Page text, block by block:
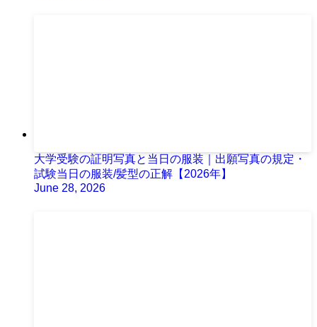
大学受験の証明写真と当日の服装｜出願写真の規定・
試験当日の服装/髪型の正解【2026年】
June 28, 2026